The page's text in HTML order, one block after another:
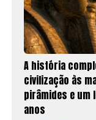
A história
civilização às
pirâmides e um
anos